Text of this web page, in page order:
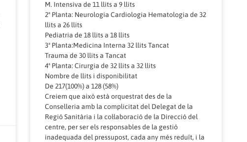
M. Intensiva de 11 llits a 9 llits
2ª Planta: Neurologia Cardiologia Hematologia de 32
llits a 26 llits
Pediatria de 18 llits a 18 llits
3ª Planta:Medicina Interna 32 llits Tancat
Trauma de 30 llits a Tancat
4ª Planta: Cirurgia de 32 llits a 32 llits
Nombre de llits i disponibilitat
De 217(100%) a 128 (58%)
Creiem que això està orquestrat des de la
Conselleria amb la complicitat del Delegat de la
Regió Sanitària i la col·laboració de la Direcció del
centre, per ser els responsables de la gestió
inadequada del pressupost, cada any més reduït, i la